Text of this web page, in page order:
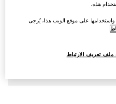
هذه.
واستخدامها على موقع الويب هذا، يُرجى
ملف تعريف الارتباط